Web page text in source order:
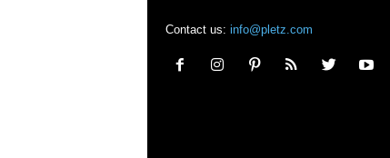
Contact us: info@pletz.com